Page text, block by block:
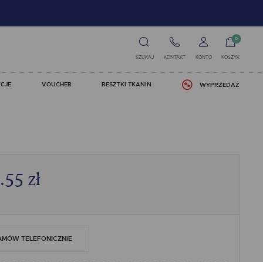
SZUKAJ KONTAKT KONTO
0
KOSZYK
VOUCHER RESZTKI TKANIN WYPRZEDAŻ
zł
TELEFONICZNIE